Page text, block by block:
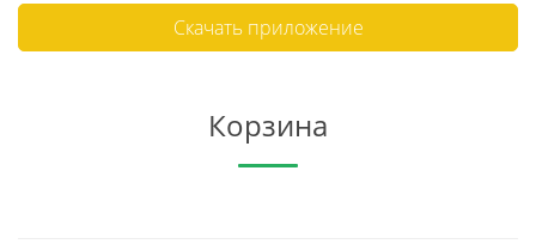
Скачать приложение
Корзина